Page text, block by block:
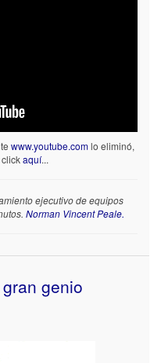
www.youtube.comlo eliminó,
aquí...
ejecutivo de equipos
Norman Vincent Peale.
genio